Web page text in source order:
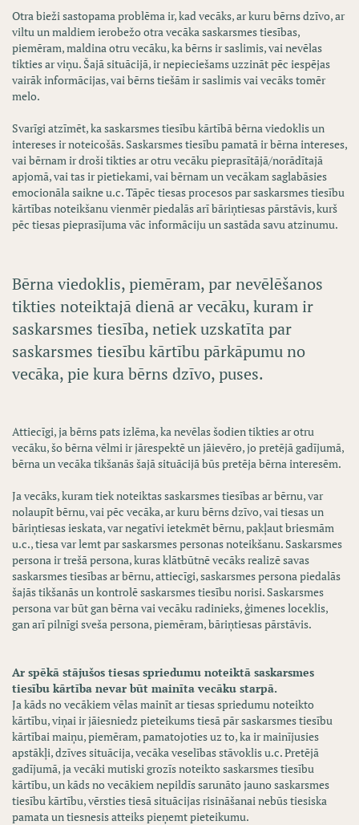
Otra bieži sastopama problēma ir, kad vecāks, ar kuru bērns dzīvo, ar
viltu un maldiem ierobežo otra vecāka saskarsmes tiesības,
piemēram, maldina otru vecāku, ka bērns ir saslimis, vai nevēlas
tikties ar viņu. Šajā situācijā, ir nepieciešams uzzināt pēc iespējas
vairāk informācijas, vai bērns tiešām ir saslimis vai vecāks tomēr
melo.
Svarīgi atzīmēt, ka saskarsmes tiesību kārtībā bērna viedoklis un
intereses ir noteicošās. Saskarsmes tiesību pamatā ir bērna intereses,
vai bērnam ir droši tikties ar otru vecāku pieprasītājā/norādītajā
apjomā, vai tas ir pietiekami, vai bērnam un vecākam saglabāsies
emocionāla saikne u.c. Tāpēc tiesas procesos par saskarsmes tiesību
kārtības noteikšanu vienmēr piedalās arī bāriņtiesas pārstāvis, kurš
pēc tiesas pieprasījuma vāc informāciju un sastāda savu atzinumu.
Bērna viedoklis, piemēram, par nevēlēšanos
tikties noteiktajā dienā ar vecāku, kuram ir
saskarsmes tiesība, netiek uzskatīta par
saskarsmes tiesību kārtību pārkāpumu no
vecāka, pie kura bērns dzīvo, puses.
Attiecīgi, ja bērns pats izlēma, ka nevēlas šodien tikties ar otru
vecāku, šo bērna vēlmi ir jārespektē un jāievēro, jo pretējā gadījumā,
bērna un vecāka tikšanās šajā situācijā būs pretēja bērna interesēm.
Ja vecāks, kuram tiek noteiktas saskarsmes tiesības ar bērnu, var
nolaupīt bērnu, vai pēc vecāka, ar kuru bērns dzīvo, vai tiesas un
bāriņtiesas ieskata, var negatīvi ietekmēt bērnu, pakļaut briesmām
u.c., tiesa var lemt par saskarsmes personas noteikšanu. Saskarsmes
persona ir trešā persona, kuras klātbūtnē vecāks realizē savas
saskarsmes tiesības ar bērnu, attiecīgi, saskarsmes persona piedalās
šajās tikšanās un kontrolē saskarsmes tiesību norisi. Saskarsmes
persona var būt gan bērna vai vecāku radinieks, ģimenes loceklis,
gan arī pilnīgi sveša persona, piemēram, bāriņtiesas pārstāvis.
Ar spēkā stājušos tiesas spriedumu noteiktā saskarsmes
tiesību kārtība nevar būt mainīta vecāku starpā.
Ja kāds no vecākiem vēlas mainīt ar tiesas spriedumu noteikto
kārtību, viņai ir jāiesniedz pieteikums tiesā pār saskarsmes tiesību
kārtībai maiņu, piemēram, pamatojoties uz to, ka ir mainījusies
apstākļi, dzīves situācija, vecāka veselības stāvoklis u.c. Pretējā
gadījumā, ja vecāki mutiski grozīs noteikto saskarsmes tiesību
kārtību, un kāds no vecākiem nepildīs sarunāto jauno saskarsmes
tiesību kārtību, vērsties tiesā situācijas risināšanai nebūs tiesiska
pamata un tiesnesis atteiks pieņemt pieteikumu.